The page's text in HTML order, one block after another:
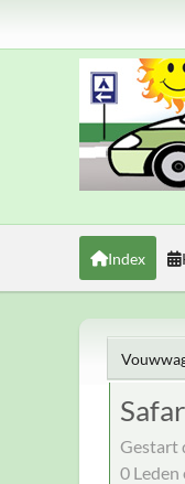
Index
Gestart
0 Leden